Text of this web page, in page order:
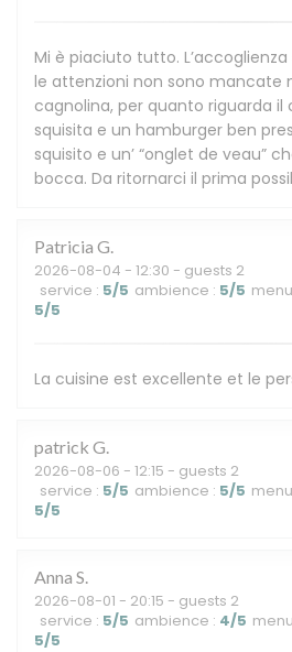
Mi è piaciuto tutto.
le attenzioni non sono mancate
cagnolina, per quanto riguarda il
squisita e un hamburger ben
squisito e un’ “onglet de veau”
bocca. Da ritornarci il prima
Patricia G
2026-08-04 - 12:30 - guests 2
service : 5/5 ambience : 5/5 menu
5/5
La cuisine est excellente et le
patrick G
2026-08-06 - 12:15 - guests 2
service : 5/5 ambience : 5/5 menu
5/5
Anna S
2026-08-01 - 20:15 - guests 2
service : 5/5 ambience : 4/5 menu
5/5